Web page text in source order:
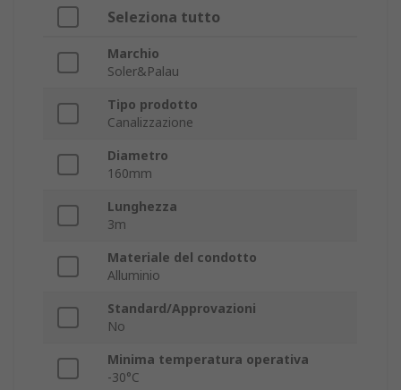
Seleziona tutto
Marchio
Soler&Palau
Tipo prodotto
Canalizzazione
Diametro
160mm
Lunghezza
3m
Materiale del condotto
Alluminio
Standard/Approvazioni
No
Minima temperatura operativa
-30°C